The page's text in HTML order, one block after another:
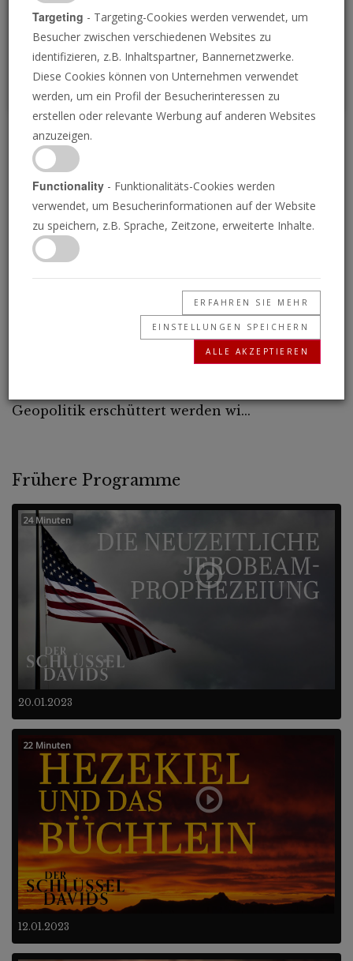
P
Wir müssen an die
Prophezeiung Gottes
glauben
Ihre Bibel sagt die bevorstehende Abspaltung
Syriens vom Iran und von Russland voraus.
Beweisen Sie, wo und wann Syrien ein neues
Bündnis suchen wird – und wie die ganze Welt
Geopolitik erschüttert werden wi...
Frühere Programme
20.01.2023
24 Minuten
12.01.2023
22 Minuten
Targeting - Targeting-Cookies werden verwendet, um
Besucher zwischen verschiedenen Websites zu
identifizieren, z.B. Inhaltspartner, Bannernetzwerke.
Diese Cookies können von Unternehmen verwendet
werden, um ein Profil der Besucherinteressen zu
erstellen oder relevante Werbung auf anderen Websites
anzuzeigen.
Functionality - Funktionalitäts-Cookies werden
verwendet, um Besucherinformationen auf der Website
zu speichern, z.B. Sprache, Zeitzone, erweiterte Inhalte.
ERFAHREN SIE MEHR
EINSTELLUNGEN SPEICHERN
ALLE AKZEPTIEREN